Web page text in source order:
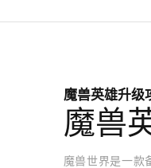
魔兽英雄升级
魔兽
魔兽世界是一款